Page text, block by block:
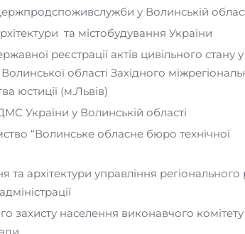
у Волинській
та містобудування України
реєстрації актів цивільного стану у
області Західного
юстиції (м.Львів)
України у Волинській області
“Волинське обласне бюро технічної
та архітектури управління регіонального
захисту населення виконавчого комітету